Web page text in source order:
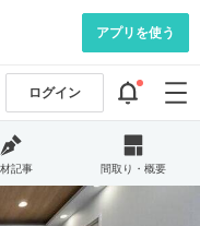
アプリを使う
ログイン
記事 間取り・概要